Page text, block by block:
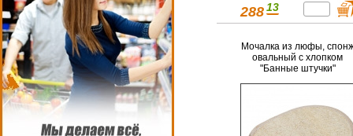
288 13
Мочалка из люфы,
овальный с хлопком
"Банные штучки"